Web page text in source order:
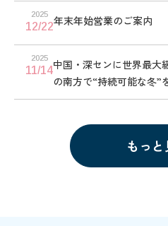
2025
12/22年末年始営業のご案内
2025
11/14中国・深センに世界最大
の南方で“持続可能な冬”
もっと